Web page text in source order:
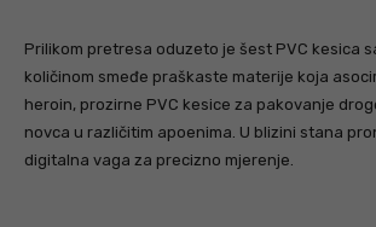
Prilikom pretresa oduzeto je šest PVC kesica
količinom smeđe praškaste materije koja
heroin, prozirne PVC kesice za pakovanje
novca u različitim apoenima. U blizini stana
digitalna vaga za precizno mjerenje.